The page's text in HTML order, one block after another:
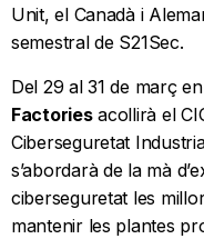
Unit, el Canadà i
semestral de S21Sec.
Del 29 al 31 de març
Factoriesacollirà el
Ciberseguretat
s’abordarà de la mà
ciberseguretat les
mantenir les plantes